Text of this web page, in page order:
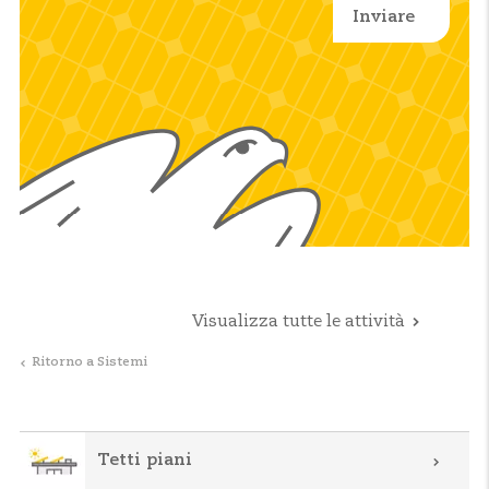
Visualizza tutte le attività
Ritorno a Sistemi
Tetti piani